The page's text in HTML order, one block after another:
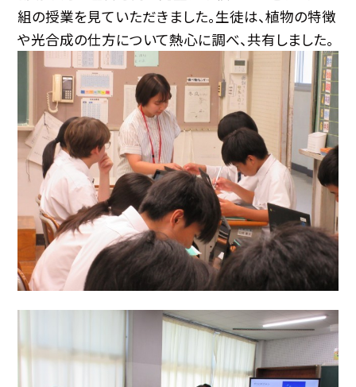
組の授業を見ていただきました。生徒は、植物の特徴
や光合成の仕方について熱心に調べ、共有しました。